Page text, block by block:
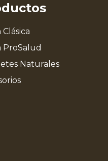
Clásica
ProSalud
Naturales